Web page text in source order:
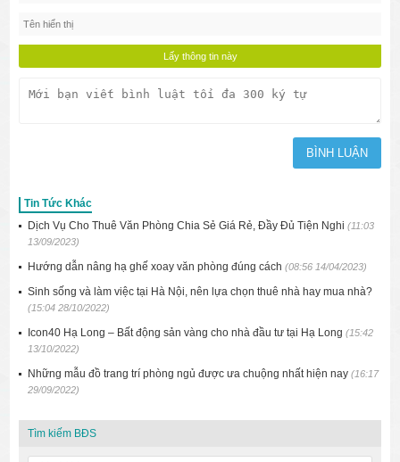
Tin Tức Khác
Dịch Vụ Cho Thuê Văn Phòng Chia Sẻ Giá Rẻ, Đầy Đủ Tiện Nghi(11:03
13/09/2023)
Hướng dẫn nâng hạ ghế xoay văn phòng đúng cách(08:56 14/04/2023)
Sinh sống và làm việc tại Hà Nội, nên lựa chọn thuê nhà hay mua nhà?
(15:04 28/10/2022)
Icon40 Hạ Long – Bất động sản vàng cho nhà đầu tư tại Hạ Long(15:42
13/10/2022)
Những mẫu đồ trang trí phòng ngủ được ưa chuộng nhất hiện nay(16:17
29/09/2022)
Tìm kiếm BĐS